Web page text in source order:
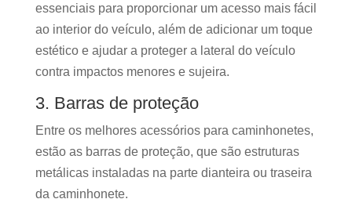
essenciais para proporcionar um acesso mais fácil
ao interior do veículo, além de adicionar um toque
estético e ajudar a proteger a lateral do veículo
contra impactos menores e sujeira.
3. Barras de proteção
Entre os melhores acessórios para caminhonetes,
estão as barras de proteção, que são estruturas
metálicas instaladas na parte dianteira ou traseira
da caminhonete.